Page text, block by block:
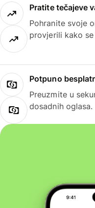
Pratite tečajeve
Pohranite svoje
provjerili kako
Potpuno
Preuzmite u
dosadnih oglasa.